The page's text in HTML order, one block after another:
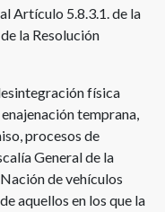
Artículo 5.8.3.1. de la
la Resolución
física
temprana,
procesos de
General de la
de vehículos
aquellos en los que la